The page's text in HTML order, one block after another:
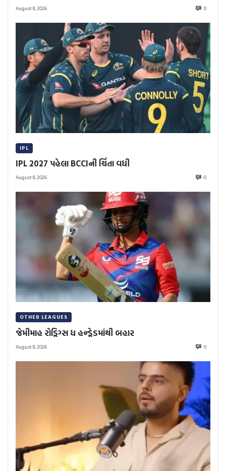
August 8, 2026 0
IPL
IPL 2027 પહેલા BCCIની ચિંતા વધી
August 8, 2026 0
OTHER LEAGUES
જેમીમાહ રોડ્રિગ્સ ધ હન્ડ્રેડમાંથી બહાર
August 8, 2026 0